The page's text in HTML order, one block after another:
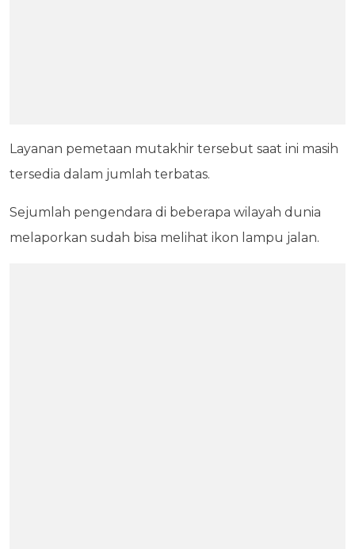
Layanan pemetaan mutakhir tersebut saat ini masih
tersedia dalam jumlah terbatas.
Sejumlah pengendara di beberapa wilayah dunia
melaporkan sudah bisa melihat ikon lampu jalan.